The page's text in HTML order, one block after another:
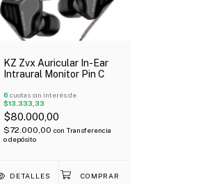
KZ Zvx Auricular In-Ear
Intraural Monitor Pin C
6 cuotas sin interés de
$13.333,33
$80.000,00
$72.000,00 con Transferencia
o depósito
DETALLES